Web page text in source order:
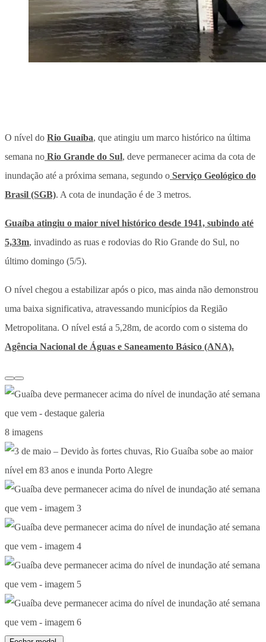
O nível do Rio Guaíba, que atingiu um marco histórico na última
semana no Rio Grande do Sul, deve permanecer acima da cota de
inundação até a próxima semana, segundo o Serviço Geológico do
Brasil (SGB). A cota de inundação é de 3 metros.
Guaíba atingiu o maior nível histórico desde 1941, subindo até
5,33m, invadindo as ruas e rodovias do Rio Grande do Sul, no
último domingo (5/5).
O nível chegou a estabilizar após o pico, mas ainda não demonstrou
uma baixa significativa, atravessando municípios da Região
Metropolitana. O nível está a 5,28m, de acordo com o sistema do
Agência Nacional de Águas e Saneamento Básico (ANA).
8 imagens